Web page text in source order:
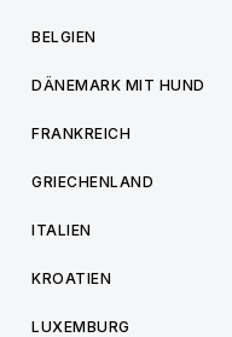
BELGIEN
DÄNEMARK MIT HUND
FRANKREICH
GRIECHENLAND
ITALIEN
KROATIEN
LUXEMBURG